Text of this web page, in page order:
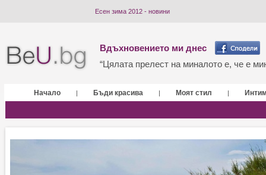
Есен зима 2012 - новини
Вдъхновението ми днес
“Цялата прелест на миналото е, че е
Начало | Бъди красива | Моят стил |